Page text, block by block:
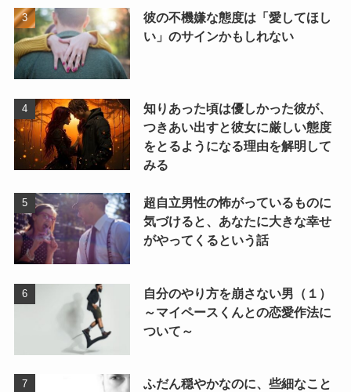
彼の不機嫌な態度は「愛してほし
い」のサインかもしれない
知りあった頃は優しかった彼が、
つきあい出すと彼女に厳しい態度
をとるようになる理由を解明して
みる
超自立男性の怖がっているものに
気づけると、あなたに大きな幸せ
がやってくるという話
自分のやり方を崩さない男（１）
～マイペースくんとの恋愛作法に
ついて～
ふだん穏やかなのに、些細なこと